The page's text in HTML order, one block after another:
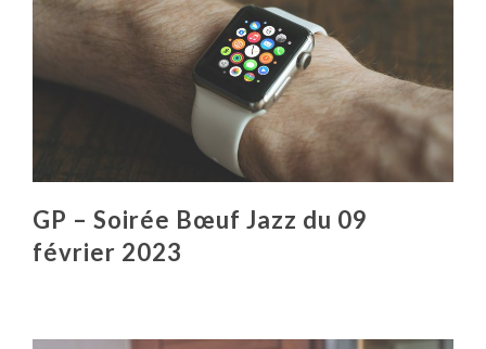
GP – Soirée Bœuf Jazz du 09
février 2023